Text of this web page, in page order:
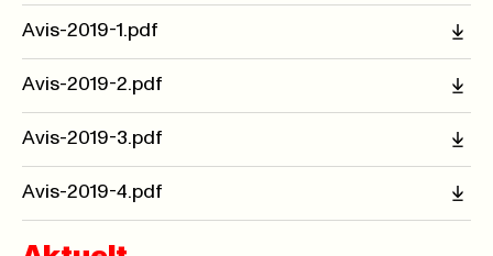
Avis-2019-1.pdf
Avis-2019-2.pdf
Avis-2019-3.pdf
Avis-2019-4.pdf